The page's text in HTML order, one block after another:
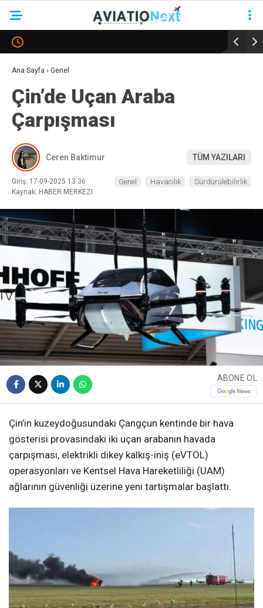
WhatsApp İhbar
Hattı
Facebook
Instagram
HAVACILIK
SAVUNMA
TURIZM
KADIN HAVACILAR
SÜRDÜRÜLEBILIRLIK
KÖŞE YAZILARI – COLUMNS
NEWS & INSIGHTS
Ana Sayfa › Genel
Çin’de Uçan Araba
Çarpışması
Ceren Baktimur TÜM YAZILARI
Giriş: 17-09-2025 13:36
Kaynak: HABER MERKEZI
Genel Havacılık Sürdürülebilirlik
ABONE OL
Çin’in kuzeydoğusundaki Çangçun kentinde bir hava
gösterisi provasındaki iki uçan arabanın havada
çarpışması, elektrikli dikey kalkış-iniş (eVTOL)
operasyonları ve Kentsel Hava Hareketliliği (UAM)
ağlarının güvenliği üzerine yeni tartışmalar başlattı.